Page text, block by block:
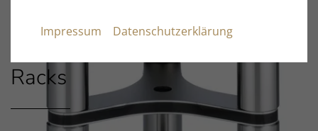
Racks
Impressum Datenschutzerklärung